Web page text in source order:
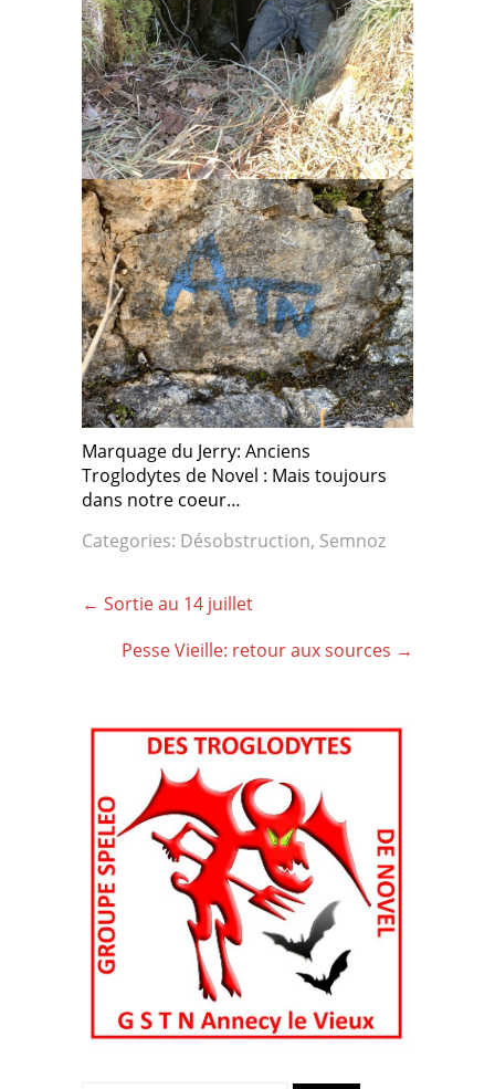
Marquage du Jerry: Anciens
Troglodytes de Novel : Mais toujours
dans notre coeur…
Categories: Désobstruction, Semnoz
Post
navigation
← Sortie au 14 juillet
Pesse Vieille: retour aux sources →